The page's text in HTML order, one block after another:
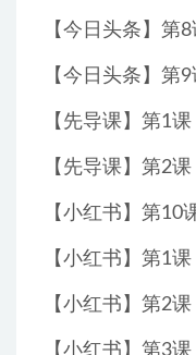
【今日头条】第
【今日头条】第
【先导课】第1
【先导课】第2
【小红书】第
【小红书】第1
【小红书】第2
【小红书】第3